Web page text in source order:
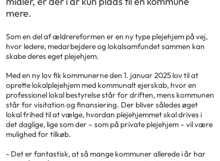
mere.
Som en del af ældrereformen er en ny type plejehjem på vej,
hvor ledere, medarbejdere og lokalsamfundet sammen kan
skabe deres eget plejehjem.
Med en ny lov fik kommunerne den 1. januar 2025 lov til at
oprette lokalplejehjem med kommunalt ejerskab, hvor en
professionel lokal bestyrelse står for driften, mens kommunen
står for visitation og finansiering. Der bliver således øget
lokal frihed til at vælge, hvordan plejehjemmet skal drives i
det daglige, lige som der – som på private plejehjem – vil være
mulighed for tilkøb.
- Det er fantastisk, at så mange kommuner allerede i år har